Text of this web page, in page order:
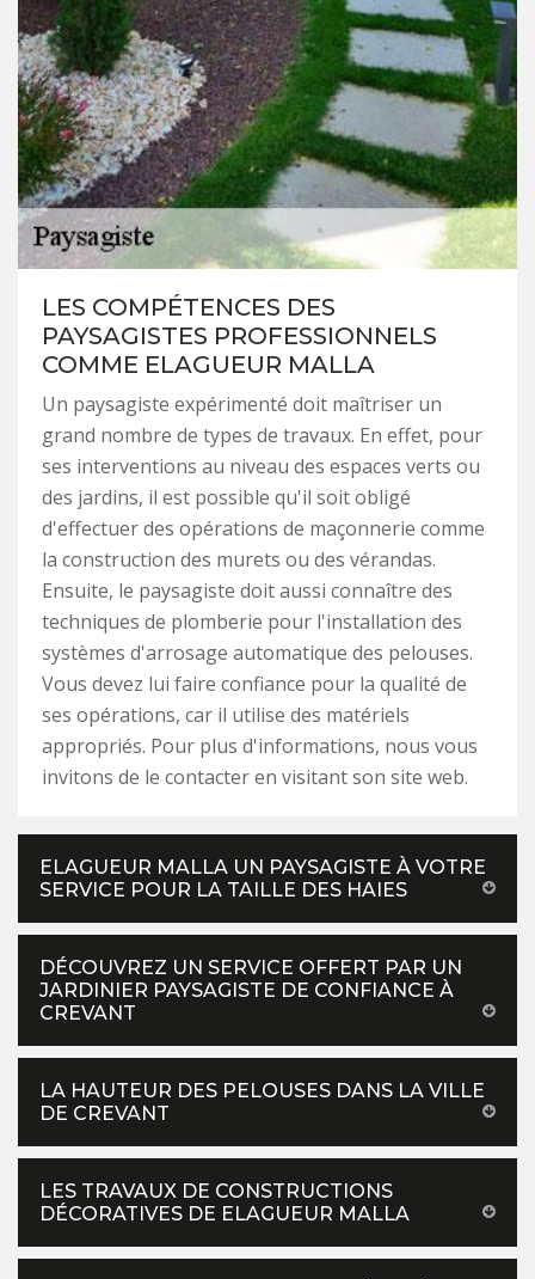
LES COMPÉTENCES DES
PAYSAGISTES PROFESSIONNELS
COMME ELAGUEUR MALLA
Un paysagiste expérimenté doit maîtriser un
grand nombre de types de travaux. En effet, pour
ses interventions au niveau des espaces verts ou
des jardins, il est possible qu'il soit obligé
d'effectuer des opérations de maçonnerie comme
la construction des murets ou des vérandas.
Ensuite, le paysagiste doit aussi connaître des
techniques de plomberie pour l'installation des
systèmes d'arrosage automatique des pelouses.
Vous devez lui faire confiance pour la qualité de
ses opérations, car il utilise des matériels
appropriés. Pour plus d'informations, nous vous
invitons de le contacter en visitant son site web.
ELAGUEUR MALLA UN PAYSAGISTE À VOTRE
SERVICE POUR LA TAILLE DES HAIES
DÉCOUVREZ UN SERVICE OFFERT PAR UN
JARDINIER PAYSAGISTE DE CONFIANCE À
CREVANT
LA HAUTEUR DES PELOUSES DANS LA VILLE
DE CREVANT
LES TRAVAUX DE CONSTRUCTIONS
DÉCORATIVES DE ELAGUEUR MALLA